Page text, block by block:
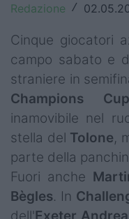
Challenge Cup
World Rugby
Rugby World
Super Rugby
Rugby in TV
Mercato
Serie A Elite
Redazione /
Cinque giocatori
campo sabato e
straniere in
Champions Cup
inamovibile nel
stella del Tolone,
parte della
Fuori anche
Bègles. In
dell'Exeter Andrea